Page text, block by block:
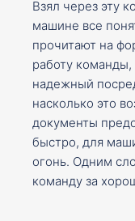
Взял через эту
машине все
прочитают на
работу
надежный
насколько это
документы
быстро, для
огонь. Одним
команду за